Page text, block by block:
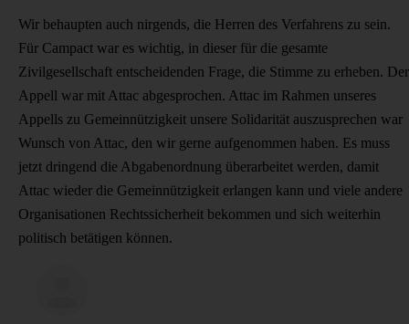
Wir behaupten auch nirgends, die Herren des Verfahrens zu sein.
Für Campact war es wichtig, in dieser für die gesamte
Zivilgesellschaft entscheidenden Frage, die Stimme zu erheben. Der
Appell war mit Attac abgesprochen. Attac im Rahmen unseres
Appells zu Gemeinnützigkeit unsere Solidarität auszusprechen war
Wunsch von Attac, den wir gerne aufgenommen haben. Es muss
jetzt dringend die Abgabenordnung überarbeitet werden, damit
Attac wieder die Gemeinnützigkeit erlangen kann und viele andere
Organisationen Rechtssicherheit bekommen und sich weiterhin
politisch betätigen können.